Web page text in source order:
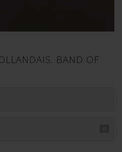
BAND OF